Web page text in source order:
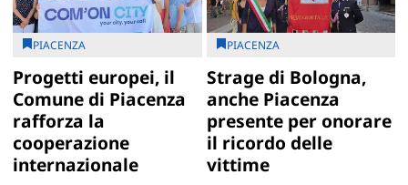
PIACENZA
Progetti europei, il
Comune di Piacenza
rafforza la
cooperazione
internazionale
PIACENZA
Strage di Bologna,
anche Piacenza
presente per onorare
il ricordo delle
vittime